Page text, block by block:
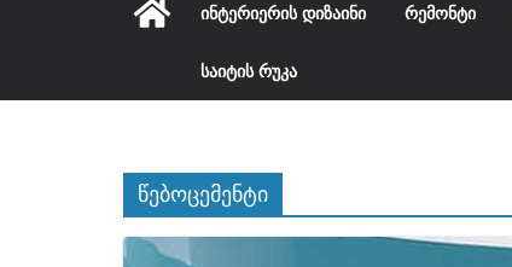
ᲘᲜᲢᲔᲠᲘᲔᲠᲘᲡ ᲓᲘᲖᲐᲘᲜᲘ ᲠᲔᲛᲝᲜᲢᲘ
ᲡᲐᲘᲢᲘᲡ ᲠᲣᲙᲐ
წებოცემენტი